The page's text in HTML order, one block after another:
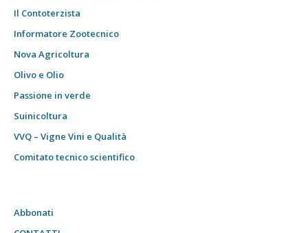
Il Contoterzista
Informatore Zootecnico
Nova Agricoltura
Olivo e Olio
Passione in verde
Suinicoltura
VVQ – Vigne Vini e Qualità
Comitato tecnico scientifico
Abbonati